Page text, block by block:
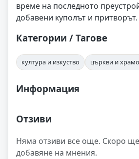
време на последното
добавени куполът и притворът.
Категории / Тагове
култура и изкуство църкви и
Информация
Отзиви
Няма отзиви все още. Скоро
добавяне на мнения.